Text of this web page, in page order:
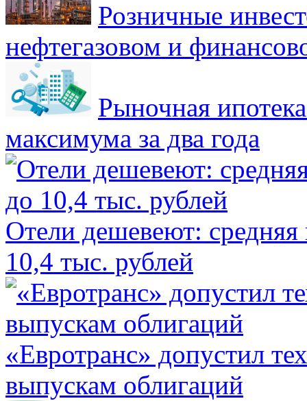
Розничные
нефтегазовом и
Рыночная
максимума за два года
Отели дешевеют:
10,4 тыс. рублей
«Евротранс» допустил
выпускам облигаций